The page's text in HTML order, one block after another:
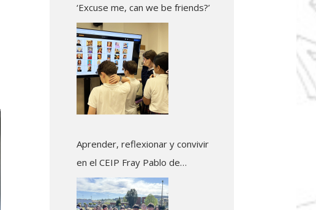
‘Excuse me, can we be friends?’
Aprender, reflexionar y convivir
en el CEIP Fray Pablo de
Colindres